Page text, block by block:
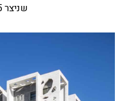
שניצר 5, תל אביב